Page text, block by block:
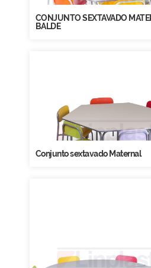
CONJUNTO SEXTAVADO
BALDE
Conjunto sextavado Maternal